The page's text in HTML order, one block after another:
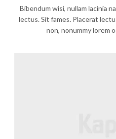
Bibendum wisi, nullam lacinia
lectus. Sit fames. Placerat
non, nonummy lorem